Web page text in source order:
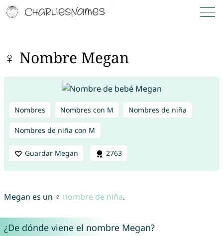
♀ Nombre Megan
Nombres Nombres con M Nombres de niña
Nombres de niña con M
Guardar Megan 2763
Megan es un ♀ nombre de niña.
¿De dónde viene el nombre Megan?